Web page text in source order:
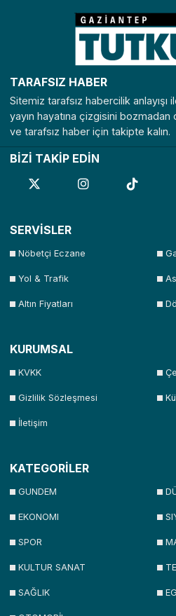
Niğde
Sakarya
Sinop
Tekirdağ Tokat
Uşak Van
TARAFSIZ HABER
Sitemiz tarafsız habercilik anlayışı
yayın hayatına çizgisini
ve tarafsız haber için takipte kalın.
BİZİ TAKİP EDİN
SERVİSLER
Nöbetçi Eczane
Yol & Trafik
Altın Fiyatları
KURUMSAL
KVKK
Gizlilik Sözleşmesi
İletişim
KATEGORİLER
GUNDEM
EKONOMI
SPOR
KULTUR SANAT
SAĞLIK